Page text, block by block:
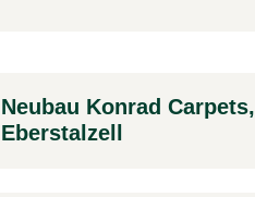
Neubau Konrad Carpets,
Eberstalzell